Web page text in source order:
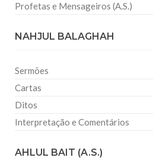
Profetas e Mensageiros (A.S.)
NAHJUL BALAGHAH
Sermões
Cartas
Ditos
Interpretação e Comentários
AHLUL BAIT (A.S.)